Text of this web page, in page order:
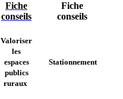
Fiche
conseils
Fiche
conseils
Valoriser
les
espaces
publics
ruraux
Stationnement